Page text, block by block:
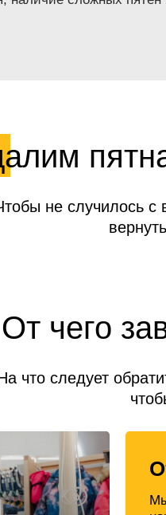
не случилось
От чего
что следует